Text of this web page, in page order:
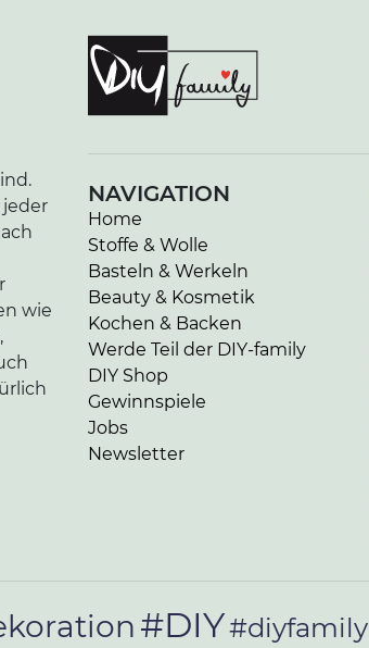
jeder
wie
NAVIGATION
Home
Stoffe & Wolle
Basteln & Werkeln
Beauty & Kosmetik
Kochen & Backen
Werde Teil der DIY-family
DIY Shop
Gewinnspiele
Jobs
Newsletter
#DIY#diyfamily